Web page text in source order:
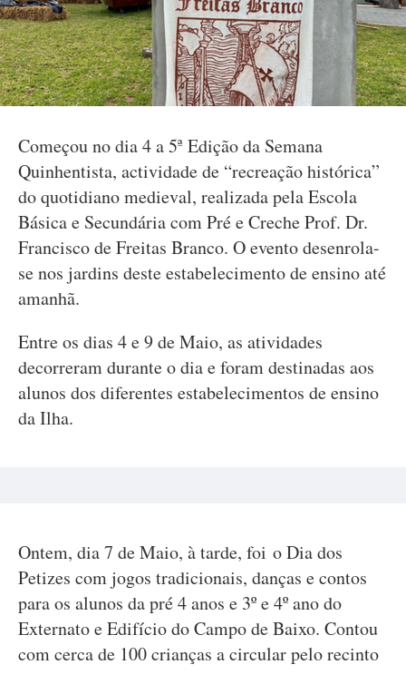
Começou no dia 4 a 5ª Edição da Semana
Quinhentista, actividade de “recreação histórica”
do quotidiano medieval, realizada pela Escola
Básica e Secundária com Pré e Creche Prof. Dr.
Francisco de Freitas Branco. O evento desenrola-
se nos jardins deste estabelecimento de ensino até
amanhã.
Entre os dias 4 e 9 de Maio, as atividades
decorreram durante o dia e foram destinadas aos
alunos dos diferentes estabelecimentos de ensino
da Ilha.
Ontem, dia 7 de Maio, à tarde, foi o Dia dos
Petizes com jogos tradicionais, danças e contos
para os alunos da pré 4 anos e 3º e 4º ano do
Externato e Edifício do Campo de Baixo. Contou
com cerca de 100 crianças a circular pelo recinto